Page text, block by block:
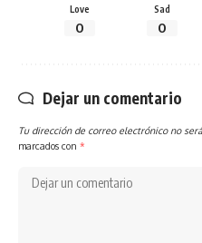
Love
0
Sad
0
Dejar un comentario
Tu dirección de correo electrónico no
marcados con *